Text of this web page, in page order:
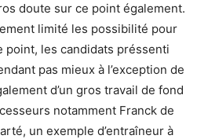
doute sur ce point également.
limité les possibilité pour
point, les candidats préssenti
pas mieux à l’exception de
d’un gros travail de fond
notamment Franck de
un exemple d’entraîneur à